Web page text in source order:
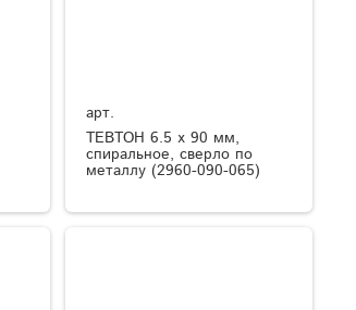
арт.
ТЕВТОН 6.5 x 90 мм,
спиральное, сверло по
металлу (2960-090-065)